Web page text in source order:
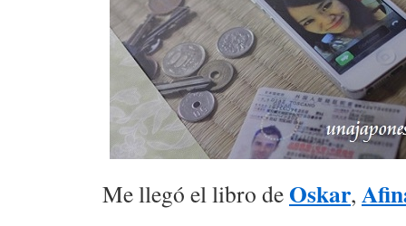
Me llegó el libro de Oskar,